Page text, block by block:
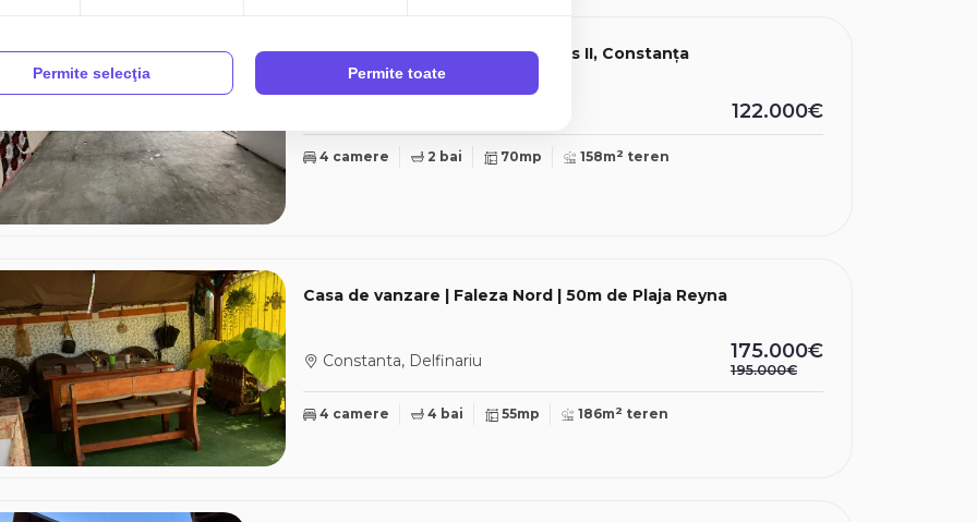
Casă cu teren de vânzare | Tomis II, Constanța
122.000€
4 camere 2 bai 70mp 158m2 teren
Casa de vanzare | Faleza Nord | 50m de Plaja Reyna
Constanta, Delfinariu 175.000€
195.000€
4 camere 4 bai 55mp 186m2 teren
Permite selecţia Permite toate